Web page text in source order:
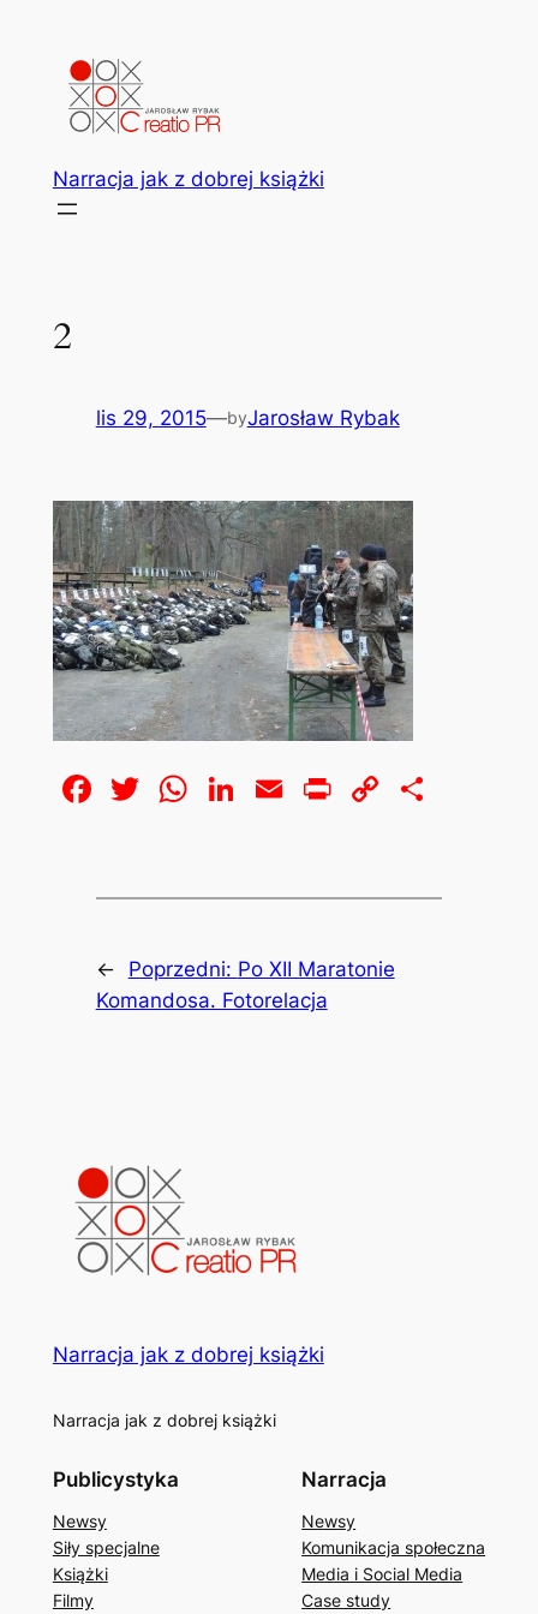
Narracja jak z dobrej książki
2
lis 29, 2015—byJarosław Rybak
Facebook
Twitter
WhatsApp
LinkedIn
EmailPrintCopy
← Poprzedni: Po XII Maratonie
Komandosa. Fotorelacja
Narracja jak z dobrej książki
Narracja jak z dobrej książki
Publicystyka
Newsy
Siły specjalne
Książki
Filmy
Narracja
Newsy
Komunikacja społeczna
Media i Social Media
Case study